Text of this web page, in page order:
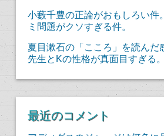
小藪千豊の正論がおもしろい件
ミ問題がクソすぎる件。
夏目漱石の「こころ」を読んだ
先生とKの性格が真面目すぎる。
最近のコメント